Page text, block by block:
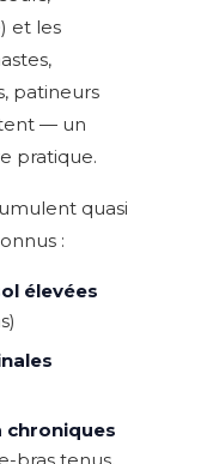
et les
patineurs
— un
pratique.
quasi
:
élevées
chroniques
bras tenus,